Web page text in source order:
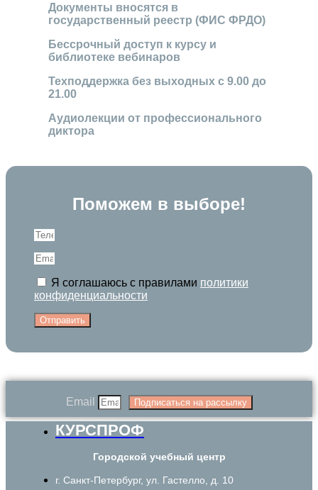
Документы вносятся в
государственный реестр (ФИС ФРДО)
Бессрочный доступ к курсу и
библиотеке вебинаров
Техподдержка без выходных с 9.00 до
21.00
Аудиолекции от профессионального
диктора
Поможем в выборе!
Я соглашаюсь с правилами политики
конфиденциальности
Отправить
Email Подписаться на рассылку
КУРСПРОФ
Городской учебный центр
г. Санкт-Петербург, ул. Гастелло, д. 10